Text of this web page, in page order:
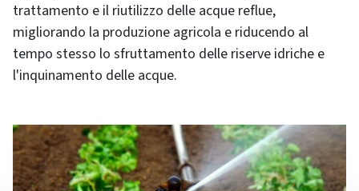
trattamento e il riutilizzo delle acque reflue,
migliorando la produzione agricola e riducendo al
tempo stesso lo sfruttamento delle riserve idriche e
l'inquinamento delle acque.